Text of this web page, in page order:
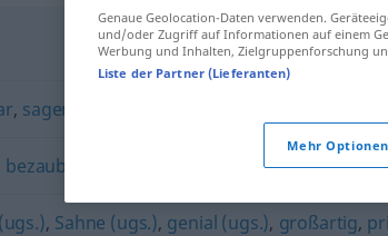
, sagenhaft
bezaubernd
, Sahne (ugs.), genial (ugs.), großartig,
Genaue Geolocation-Daten verwenden.
und/oder Zugriff auf Informationen auf einem
Werbung und Inhalten, Zielgruppenforschung
Liste der Partner (Lieferanten)
Mehr Optionen